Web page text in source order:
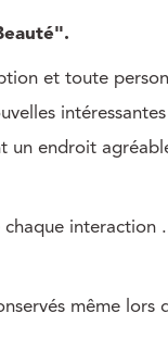
et toute
un endroit
interaction
même lors